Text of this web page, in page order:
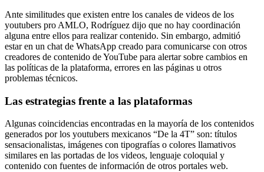
Ante similitudes que existen entre los canales de videos de los
youtubers pro AMLO, Rodríguez dijo que no hay coordinación
alguna entre ellos para realizar contenido. Sin embargo, admitió
estar en un chat de WhatsApp creado para comunicarse con otros
creadores de contenido de YouTube para alertar sobre cambios en
las políticas de la plataforma, errores en las páginas u otros
problemas técnicos.
Las estrategias frente a las plataformas
Algunas coincidencias encontradas en la mayoría de los contenidos
generados por los youtubers mexicanos “De la 4T” son: títulos
sensacionalistas, imágenes con tipografías o colores llamativos
similares en las portadas de los videos, lenguaje coloquial y
contenido con fuentes de información de otros portales web.